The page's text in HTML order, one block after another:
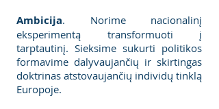
Ambicija. Norime nacionalinį
eksperimentą transformuoti į
tarptautinį. Sieksime sukurti politikos
formavime dalyvaujančių ir skirtingas
doktrinas atstovaujančių individų tinklą
Europoje.